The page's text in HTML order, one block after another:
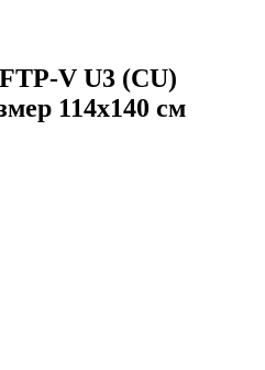
V U3 (CU)
114х140 см